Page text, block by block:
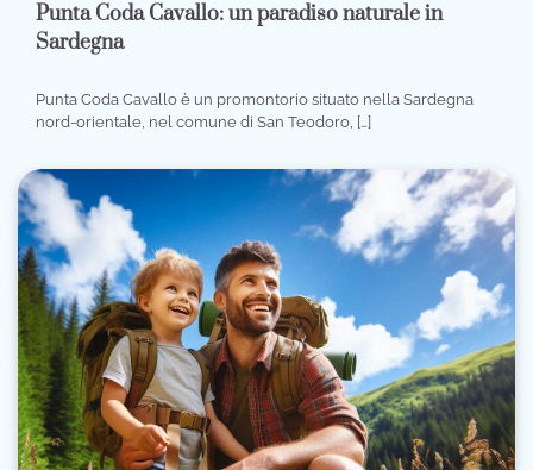
Punta Coda Cavallo: un paradiso naturale in
Sardegna
Punta Coda Cavallo è un promontorio situato nella Sardegna
nord-orientale, nel comune di San Teodoro, […]